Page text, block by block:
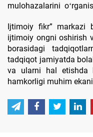
mulohazalarini
Ijtimoiy fikr” markazi
ijtimoiy ongni oshirish
borasidagi
tadqiqot jamiyatda
va ularni hal etishda
hamkorligi muhim